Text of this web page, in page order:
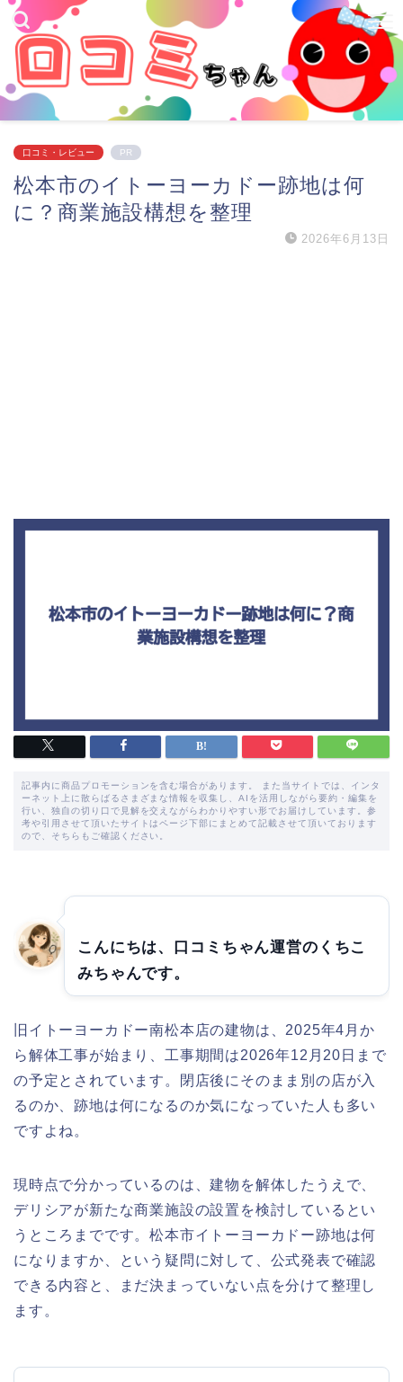
口コミ・レビュー PR
松本市のイトーヨーカドー跡地は何
に？商業施設構想を整理
2026年6月13日
記事内に商品プロモーションを含む場合があります。 また当サイトでは、インタ
ーネット上に散らばるさまざまな情報を収集し、AIを活用しながら要約・編集を
行い、独自の切り口で見解を交えながらわかりやすい形でお届けしています。参
考や引用させて頂いたサイトはページ下部にまとめて記載させて頂いております
ので、そちらもご確認ください。
こんにちは、口コミちゃん運営のくちこ
みちゃんです。
旧イトーヨーカドー南松本店の建物は、2025年4月か
ら解体工事が始まり、工事期間は2026年12月20日まで
の予定とされています。閉店後にそのまま別の店が入
るのか、跡地は何になるのか気になっていた人も多い
ですよね。
現時点で分かっているのは、建物を解体したうえで、
デリシアが新たな商業施設の設置を検討しているとい
うところまでです。松本市イトーヨーカドー跡地は何
になりますか、という疑問に対して、公式発表で確認
できる内容と、まだ決まっていない点を分けて整理し
ます。